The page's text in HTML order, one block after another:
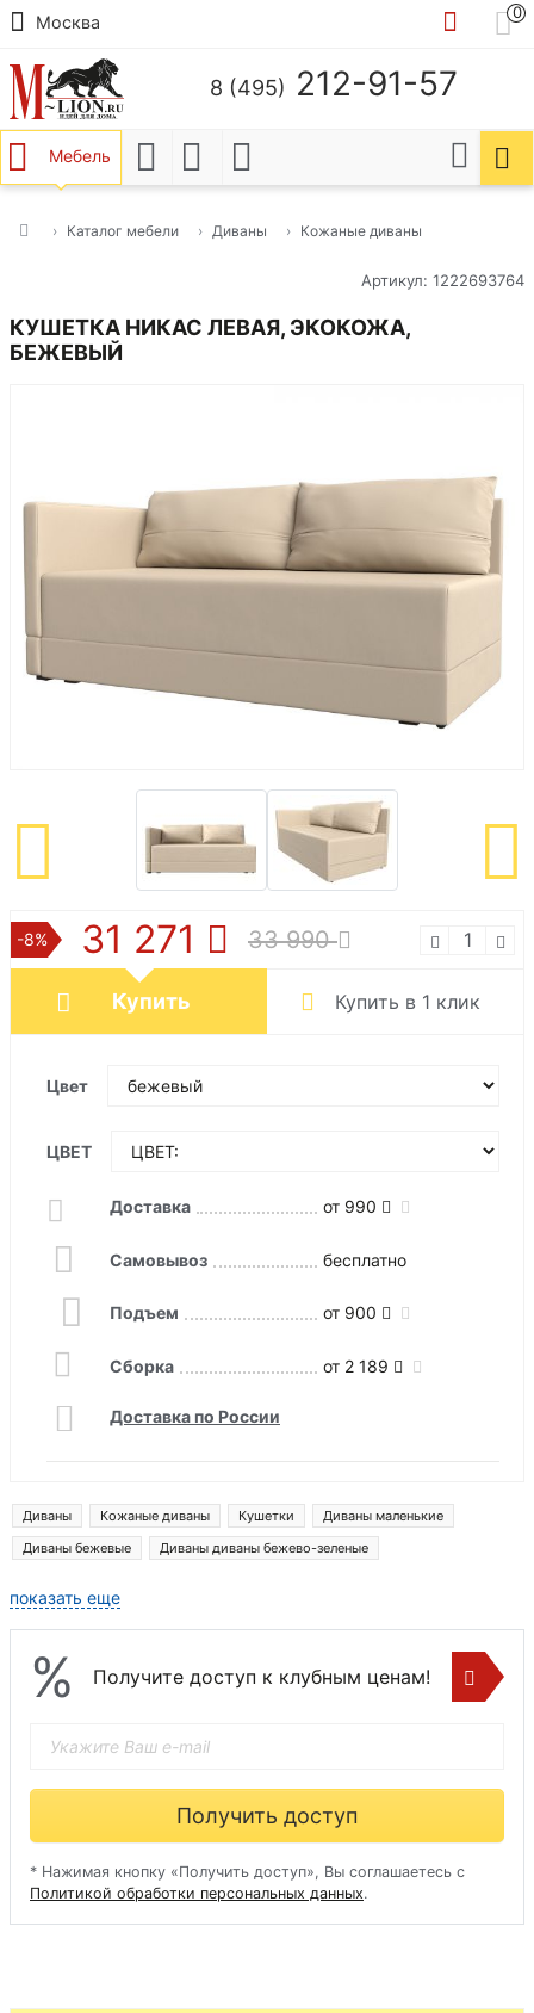
Москва
0
8 (495) 212-91-57
Мебель
Каталог мебели Диваны Кожаные диваны
Артикул: 1222693764
КУШЕТКА НИКАС ЛЕВАЯ, ЭКОКОЖА,
БЕЖЕВЫЙ
-8% 31 271 33 990
Купить Купить в 1 клик
Цвет
ЦВЕТ
Доставка от 990
Самовывоз бесплатно
Подъем от 900
Сборка от 2 189
Доставка по России
Диваны Кожаные диваны Кушетки
Диваны маленькие
Диваны бежевые
Диваны диваны бежево-зеленые
Диваны денвер
показать еще
% Получите доступ к клубным ценам!
Получить доступ
* Нажимая кнопку «Получить доступ», Вы соглашаетесь с
Политикой обработки персональных данных.